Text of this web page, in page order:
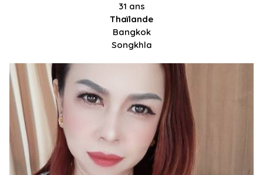
31 ans
Thaïlande
Bangkok
Songkhla